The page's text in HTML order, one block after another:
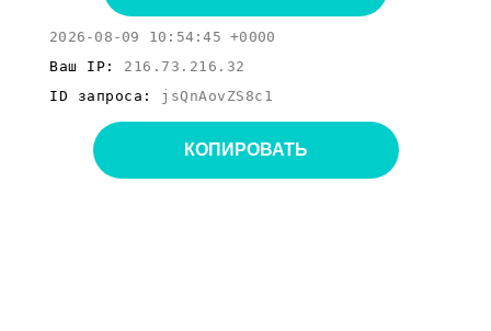
2026-08-09 10:54:45 +0000
Ваш IP: 216.73.216.32
ID запроса: jsQnAovZS8c1
КОПИРОВАТЬ